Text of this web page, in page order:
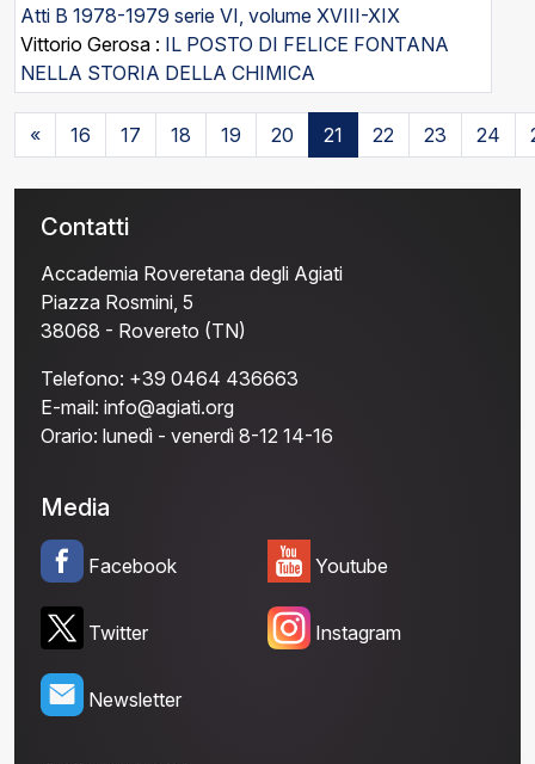
Atti B 1978-1979 serie VI, volume XVIII-XIX
Vittorio Gerosa : IL POSTO DI FELICE FONTANA
NELLA STORIA DELLA CHIMICA
« 16 17 18 19 20 21 22 23 24
Contatti
Accademia Roveretana degli Agiati
Piazza Rosmini, 5
38068 - Rovereto (TN)
Telefono: +39 0464 436663
E-mail: info@agiati.org
Orario: lunedì - venerdì 8-12 14-16
Media
Facebook
Twitter
Newsletter
Youtube
Instagram